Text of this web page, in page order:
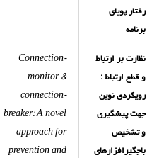
رفتار پویای
برنامه
نظارت بر ارتباط
و قطع ارتباط :
رویکردی نوین
جهت پیشگیری
و تشخیص
باجگیرافزارهای
Connection-
monitor &
connection-
breaker: A novel
approach for
prevention and